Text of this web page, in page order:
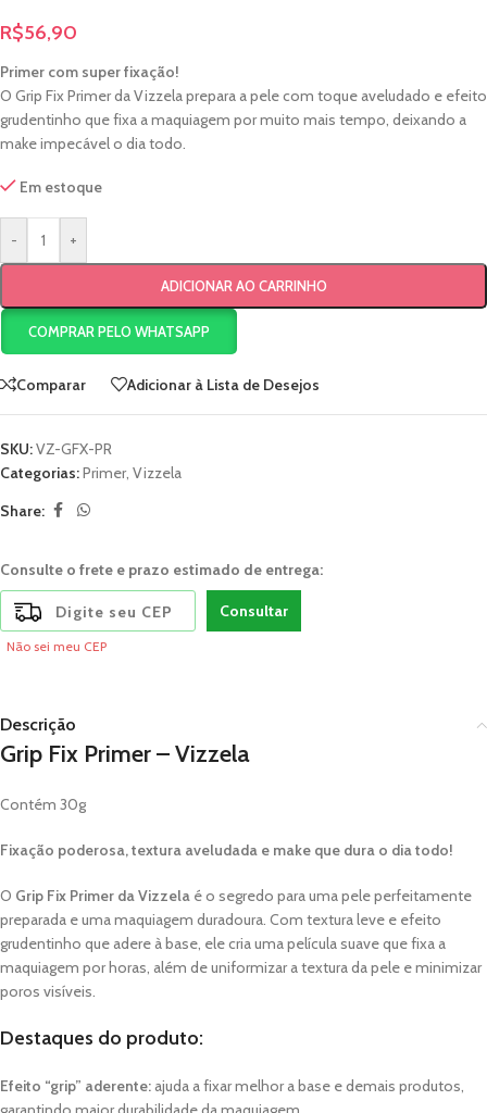
R$56,90
Primer com super fixação!
O Grip Fix Primer da Vizzela prepara a pele com toque aveludado e efeito
grudentinho que fixa a maquiagem por muito mais tempo, deixando a
make impecável o dia todo.
Em estoque
- +
ADICIONAR AO CARRINHO
COMPRAR PELO WHATSAPP
Comparar Adicionar à Lista de Desejos
SKU:VZ-GFX-PR
Categorias:Primer, Vizzela
Share:
Consulte o frete e prazo estimado de entrega:
Consultar
Não sei meu CEP
Descrição
Grip Fix Primer – Vizzela
Contém 30g
Fixação poderosa, textura aveludada e make que dura o dia todo!
O Grip Fix Primer da Vizzela é o segredo para uma pele perfeitamente
preparada e uma maquiagem duradoura. Com textura leve e efeito
grudentinho que adere à base, ele cria uma película suave que fixa a
maquiagem por horas, além de uniformizar a textura da pele e minimizar
poros visíveis.
Destaques do produto:
Efeito “grip” aderente: ajuda a fixar melhor a base e demais produtos,